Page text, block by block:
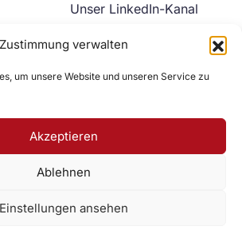
Zustimmung verwalten
um unsere Website und unseren Service zu
Akzeptieren
Ablehnen
Einstellungen ansehen
Unser LinkedIn-Kanal
Unser YouTube-Kanal
Zur DAV Webseite